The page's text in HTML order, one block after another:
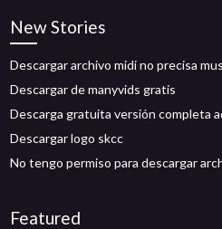
New Stories
Descargar archivo midi no precisa
Descargar de manyvids gratis
Descarga gratuita versión completa
Descargar logo skcc
No tengo permiso para descargar
Featured